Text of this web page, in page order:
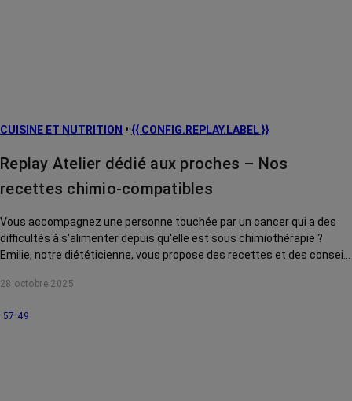
CUISINE ET NUTRITION • {{ CONFIG.REPLAY.LABEL }}
Replay Atelier dédié aux proches – Nos
recettes chimio-compatibles
Vous accompagnez une personne touchée par un cancer qui a des
difficultés à s'alimenter depuis qu'elle est sous chimiothérapie ?
Emilie, notre diététicienne, vous propose des recettes et des conseils
28 octobre 2025
57:49